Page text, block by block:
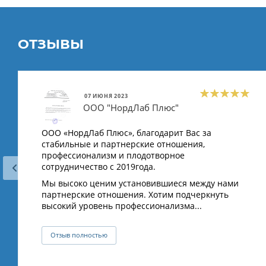
ОТЗЫВЫ
07 ИЮНЯ 2023
ООО "НордЛаб Плюс"
ООО «НордЛаб Плюс», благодарит Вас за
стабильные и партнерские отношения,
профессионализм и плодотворное
сотрудничество с 2019года.
Мы высоко ценим установившиеся между нами
партнерские отношения. Хотим подчеркнуть
высокий уровень профессионализма...
Отзыв полностью